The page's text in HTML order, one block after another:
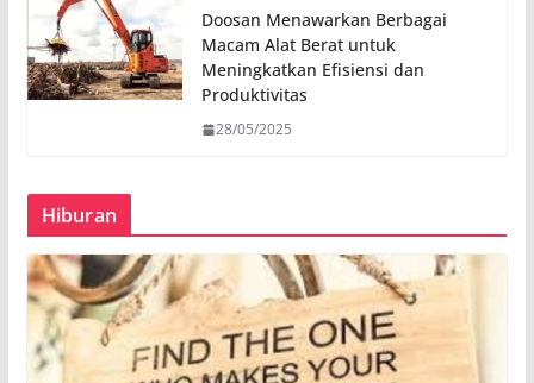
Doosan Menawarkan Berbagai
Macam Alat Berat untuk
Meningkatkan Efisiensi dan
Produktivitas
28/05/2025
Hiburan